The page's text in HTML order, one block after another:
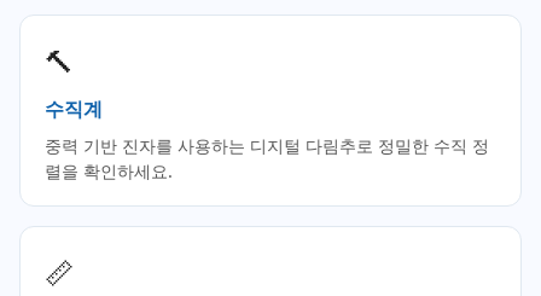
🔨
수직계
중력 기반 진자를 사용하는 디지털 다림추로 정밀한 수직 정
렬을 확인하세요.
📏